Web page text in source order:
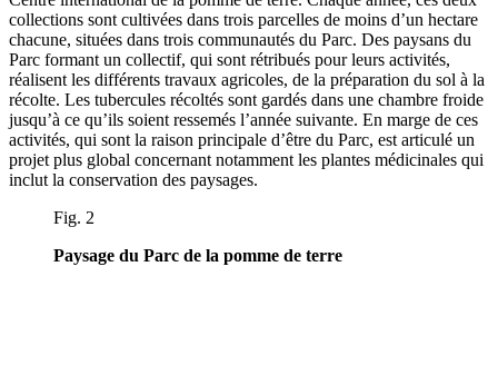
collections sont cultivées dans trois parcelles de moins d’un hectare
chacune, situées dans trois communautés du Parc. Des paysans du
Parc formant un collectif, qui sont rétribués pour leurs activités,
réalisent les différents travaux agricoles, de la préparation du sol à la
récolte. Les tubercules récoltés sont gardés dans une chambre froide
jusqu’à ce qu’ils soient ressemés l’année suivante. En marge de ces
activités, qui sont la raison principale d’être du Parc, est articulé un
projet plus global concernant notamment les plantes médicinales qui
inclut la conservation des paysages.
Fig. 2
Paysage du Parc de la pomme de terre